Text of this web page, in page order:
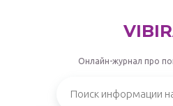
Онлайн-журнал про